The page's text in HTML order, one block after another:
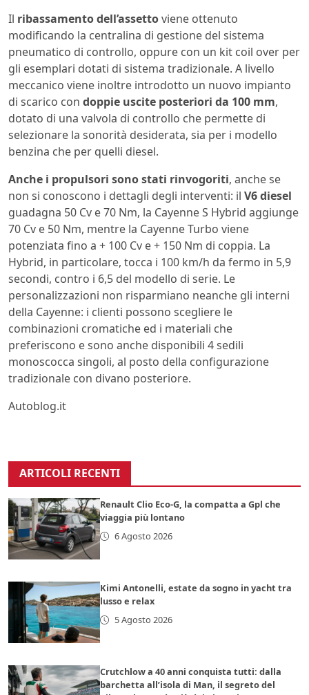
Il ribassamento dell’assettoviene ottenuto
modificando la centralina di gestione del sistema
pneumatico di controllo, oppure con un kit coil over per
gli esemplari dotati di sistema tradizionale. A livello
meccanico viene inoltre introdotto un nuovo impianto
di scarico con doppie uscite posteriori da 100 mm,
dotato di una valvola di controllo che permette di
selezionare la sonorità desiderata, sia per i modello
benzina che per quelli diesel.
Anche i propulsori sono stati rinvogoriti, anche se
non si conoscono i dettagli degli interventi: il V6 diesel
guadagna 50 Cv e 70 Nm, la Cayenne S Hybrid aggiunge
70 Cv e 50 Nm, mentre la Cayenne Turbo viene
potenziata fino a + 100 Cv e + 150 Nm di coppia. La
Hybrid, in particolare, tocca i 100 km/h da fermo in 5,9
secondi, contro i 6,5 del modello di serie. Le
personalizzazioni non risparmiano neanche gli interni
della Cayenne: i clienti possono scegliere le
combinazioni cromatiche ed i materiali che
preferiscono e sono anche disponibili 4 sedili
monoscocca singoli, al posto della configurazione
tradizionale con divano posteriore.
Autoblog.it
ARTICOLI RECENTI
Renault Clio Eco-G, la compatta a Gpl che
viaggia più lontano
6 Agosto 2026
Kimi Antonelli, estate da sogno in yacht tra
lusso e relax
5 Agosto 2026
Crutchlow a 40 anni conquista tutti: dalla
barchetta all’isola di Man, il segreto del